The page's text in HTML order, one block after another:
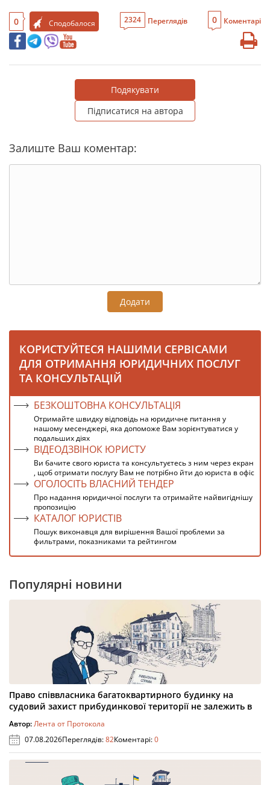
0 Сподобалося 2324 Переглядів 0 Коментарі
Подякувати
Підписатися на автора
Залиште Ваш коментар:
Додати
КОРИСТУЙТЕСЯ НАШИМИ СЕРВІСАМИ
ДЛЯ ОТРИМАННЯ ЮРИДИЧНИХ ПОСЛУГ
ТА КОНСУЛЬТАЦІЙ
БЕЗКОШТОВНА КОНСУЛЬТАЦІЯ
Отримайте швидку відповідь на юридичне питання у
нашому месенджері, яка допоможе Вам зорієнтуватися у
подальших діях
ВІДЕОДЗВІНОК ЮРИСТУ
Ви бачите свого юриста та консультуєтесь з ним через екран
, щоб отримати послугу Вам не потрібно йти до юриста в офіс
ОГОЛОСІТЬ ВЛАСНИЙ ТЕНДЕР
Про надання юридичної послуги та отримайте найвигіднішу
пропозицію
КАТАЛОГ ЮРИСТІВ
Пошук виконавця для вирішення Вашої проблеми за
фильтрами, показниками та рейтингом
Популярні новини
Право співвласника багатоквартирного будинку на
судовий захист прибудинкової території не залежить в
Автор:Лента от Протокола
07.08.2026Переглядів:82Коментарі:0